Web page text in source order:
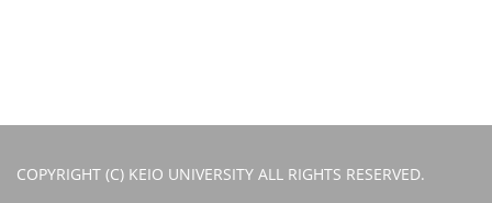
COPYRIGHT (C) KEIO UNIVERSITY ALL RIGHTS RESERVED.